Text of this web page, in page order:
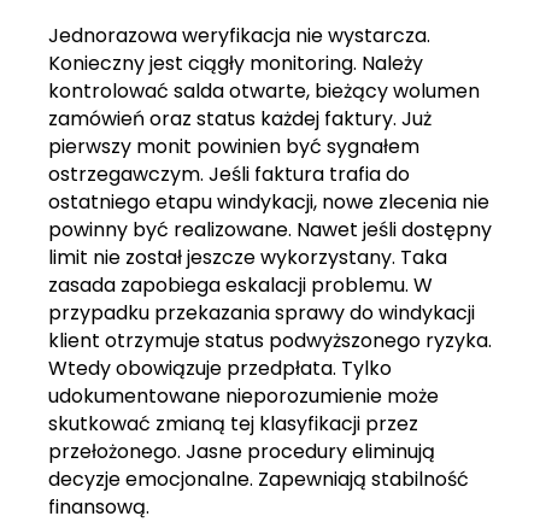
Jednorazowa weryfikacja nie wystarcza.
Konieczny jest ciągły monitoring. Należy
kontrolować salda otwarte, bieżący wolumen
zamówień oraz status każdej faktury. Już
pierwszy monit powinien być sygnałem
ostrzegawczym. Jeśli faktura trafia do
ostatniego etapu windykacji, nowe zlecenia nie
powinny być realizowane. Nawet jeśli dostępny
limit nie został jeszcze wykorzystany. Taka
zasada zapobiega eskalacji problemu. W
przypadku przekazania sprawy do windykacji
klient otrzymuje status podwyższonego ryzyka.
Wtedy obowiązuje przedpłata. Tylko
udokumentowane nieporozumienie może
skutkować zmianą tej klasyfikacji przez
przełożonego. Jasne procedury eliminują
decyzje emocjonalne. Zapewniają stabilność
finansową.